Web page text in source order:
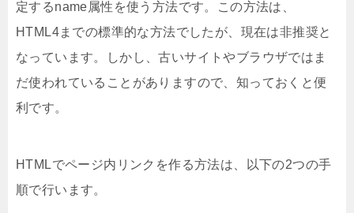
定するname属性を使う方法です。この方法は、
HTML4までの標準的な方法でしたが、現在は非推奨と
なっています。しかし、古いサイトやブラウザではま
だ使われていることがありますので、知っておくと便
利です。
HTMLでページ内リンクを作る方法は、以下の2つの手
順で行います。